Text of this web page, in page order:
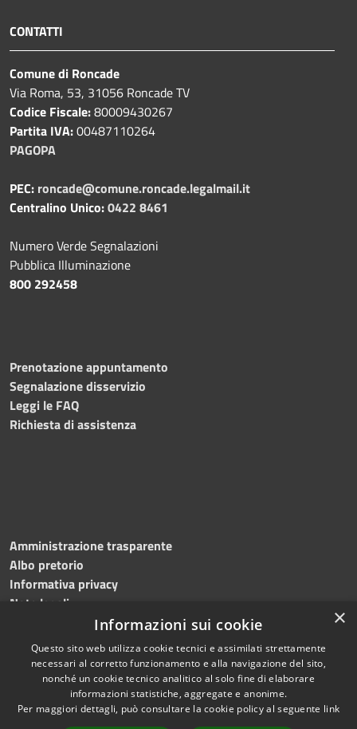
CONTATTI
Comune di Roncade
Via Roma, 53, 31056 Roncade TV
Codice Fiscale:80009430267
Partita IVA:00487110264
PAGOPA
PEC: roncade@comune.roncade.legalmail.it
Centralino Unico:0422 8461
Numero Verde Segnalazioni
Pubblica Illuminazione
800 292458
Prenotazione appuntamento
Segnalazione disservizio
Leggi le FAQ
Richiesta di assistenza
Amministrazione trasparente
Albo pretorio
Informativa privacy
Note legali
Dichiarazione di accessibilità
Accessibilità
Copyright © 2026 • Comune di
Roncade • Powered by
×
Informazioni sui cookie
Questo sito web utilizza cookie tecnici e assimilati strettamente
necessari al corretto funzionamento e alla navigazione del sito,
nonché un cookie tecnico analitico al solo fine di elaborare
informazioni statistiche, aggregate e anonime.
Per maggiori dettagli, può consultare la cookie policy al seguente link